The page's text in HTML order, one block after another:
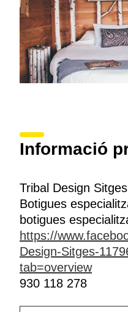
Informació
Tribal Design Sitges
Botigues
botigues
https://
Design-Sitges-
tab=overview
930 118 278